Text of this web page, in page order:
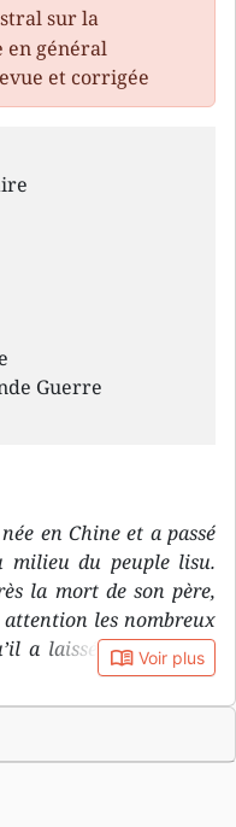
sur la
général
et corrigée
Guerre
en Chine et a passé
milieu du peuple lisu.
la mort de son père,
les nombreux
a laissés et qui sont
ouvrage.
book_open Voir plus